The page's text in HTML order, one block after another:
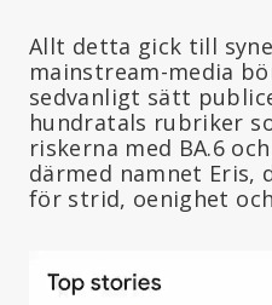
Allt detta gick till
mainstream-media
sedvanligt sätt
hundratals rubriker
riskerna med BA.6
därmed namnet Eris,
för strid, oenighet